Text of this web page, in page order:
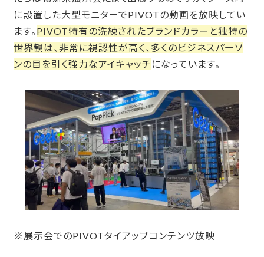
に設置した大型モニターでPIVOTの動画を放映してい
ます。 PIVOT特有の洗練されたブランドカラーと独特の
世界観は、非常に視認性が高く、多くのビジネスパーソ
ンの目を引く強力なアイキャッチ になっています。
※展示会でのPIVOTタイアップコンテンツ放映